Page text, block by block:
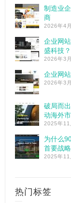
制造业
商
2026年4
企业网
盛科技？
2026年3
企业网
2026年3
破局而
动海外
2025年11
为什么
首要战
2025年11
热门标签